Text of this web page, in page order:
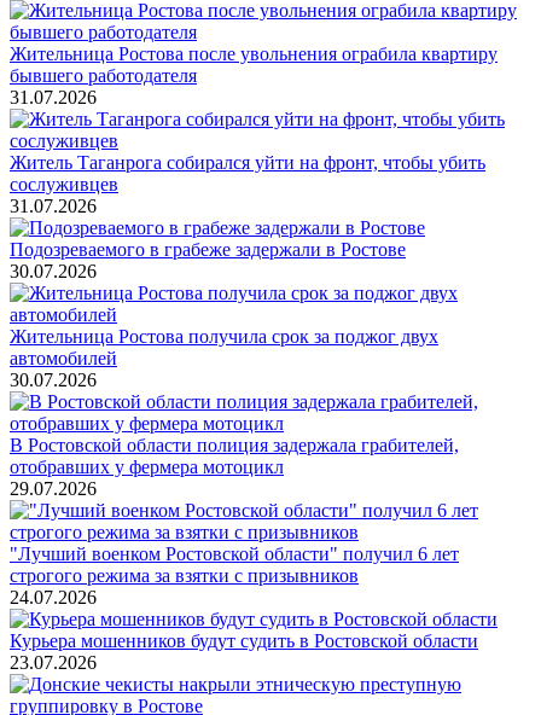
Жительница Ростова после увольнения ограбила квартиру
бывшего работодателя
31.07.2026
Житель Таганрога собирался уйти на фронт, чтобы убить
сослуживцев
31.07.2026
Подозреваемого в грабеже задержали в Ростове
30.07.2026
Жительница Ростова получила срок за поджог двух
автомобилей
30.07.2026
В Ростовской области полиция задержала грабителей,
отобравших у фермера мотоцикл
29.07.2026
"Лучший военком Ростовской области" получил 6 лет
строгого режима за взятки с призывников
24.07.2026
Курьера мошенников будут судить в Ростовской области
23.07.2026